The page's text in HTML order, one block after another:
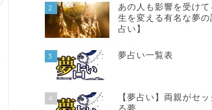
【夢占い】人にしがみついたり
泣きついたりする夢
2021年7月20日
2
あの人も影響を受けて
生を変える有名な夢の
占い】
3 夢占い一覧表
4
【夢占い】両親がセ